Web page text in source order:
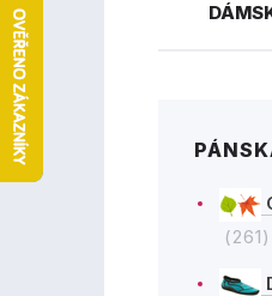
(261)